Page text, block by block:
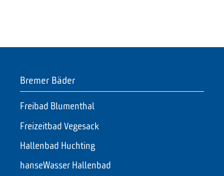
Bremer Bäder
Freibad Blumenthal
Freizeitbad Vegesack
Hallenbad Huchting
hanseWasser Hallenbad